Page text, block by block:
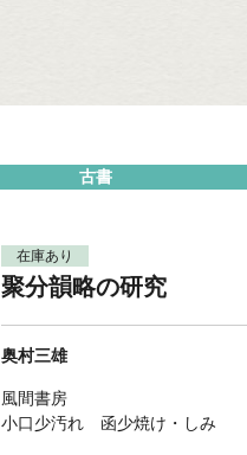
古書
在庫あり
聚分韻略の研究
奥村三雄
風間書房
小口少汚れ 函少焼け・しみ